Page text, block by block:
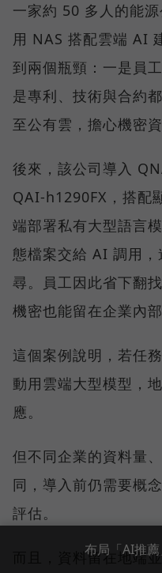
一家約 50 多人的能
用 NAS 搭配雲端 AI
到兩個瓶頸：一是員
是專利、技術與合約
至公有雲，擔心機密
後來，該公司導入
QAI-h1290FX，搭配
端部署私有大型語言
態檔案交給 AI 調用
尋。員工因此省下翻
機密也能留在企業內部
這個案例說明，若任
動用雲端大型模型，
應。
但不同企業的資料量
同，導入前仍需要概
評估。
而且，資料留在地端
布局「AI推薦